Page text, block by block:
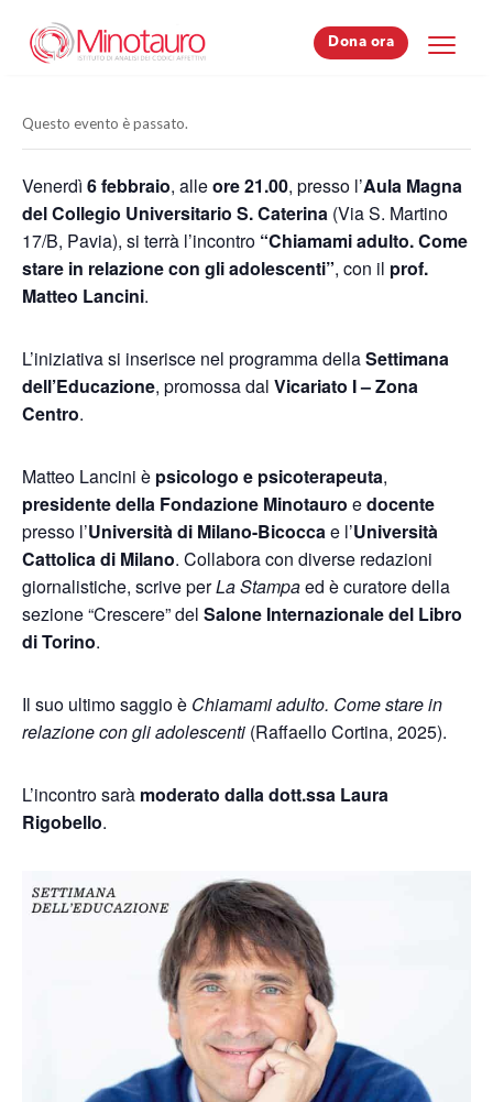
Dona ora
Dona ora
Questo evento è passato.
Venerdì 6 febbraio, alleore 21.00, presso l’Aula Magna
del Collegio Universitario S. Caterina (Via S. Martino
17/B, Pavia), si terrà l’incontro “Chiamami adulto. Come
stare in relazione con gli adolescenti”, con il prof.
Matteo Lancini.
L’iniziativa si inserisce nel programma dellaSettimana
dell’Educazione, promossa dal Vicariato I – Zona
Centro.
Matteo Lancini è psicologo e psicoterapeuta,
presidente della Fondazione Minotauro edocente
presso l’Università di Milano-Bicoccae l’Università
Cattolica di Milano. Collabora con diverse redazioni
giornalistiche, scrive perLa Stampaed è curatore della
sezione “Crescere” del Salone Internazionale del Libro
di Torino.
Il suo ultimo saggio è Chiamami adulto. Come stare in
relazione con gli adolescenti (Raffaello Cortina, 2025).
L’incontro sarà moderato dalla dott.ssa Laura
Rigobello.